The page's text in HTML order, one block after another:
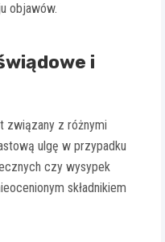
objawów.
i
związany z różnymi
ulgę w przypadku
czy wysypek
składnikiem